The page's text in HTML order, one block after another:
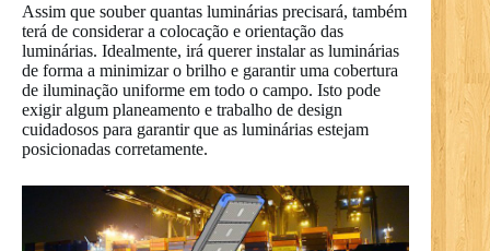
Assim que souber quantas luminárias precisará, também
terá de considerar a colocação e orientação das
luminárias. Idealmente, irá querer instalar as luminárias
de forma a minimizar o brilho e garantir uma cobertura
de iluminação uniforme em todo o campo. Isto pode
exigir algum planeamento e trabalho de design
cuidadosos para garantir que as luminárias estejam
posicionadas corretamente.